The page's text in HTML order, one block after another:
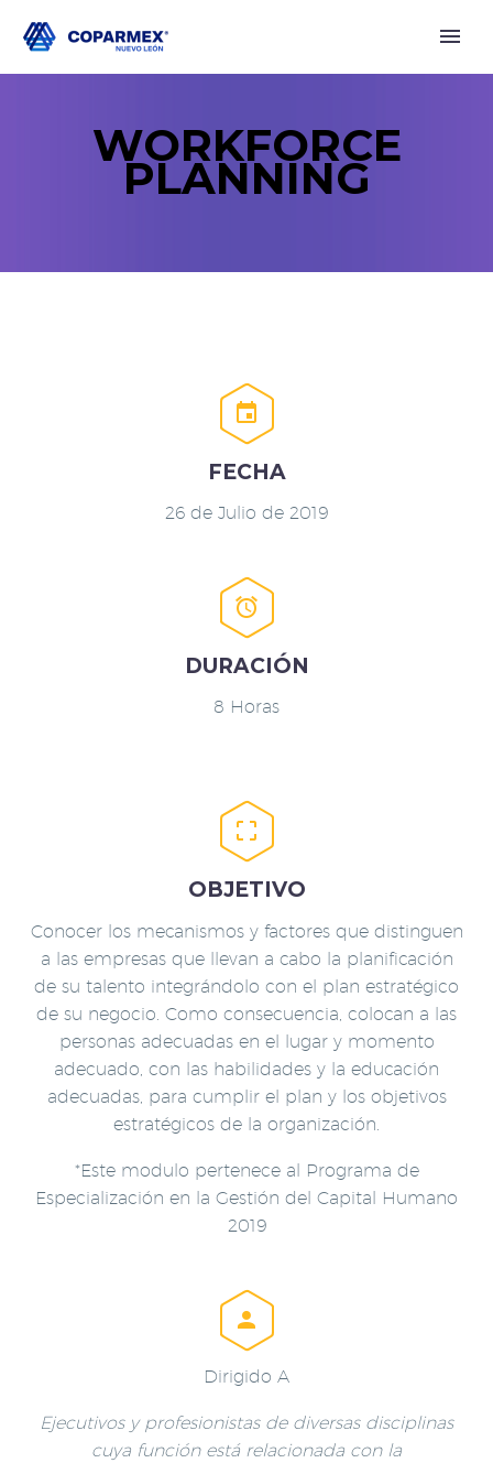
WORKFORCE
PLANNING


FECHA
26 de Julio de 2019


DURACIÓN
8 Horas


OBJETIVO
Conocer los mecanismos y factores que distinguen
a las empresas que llevan a cabo la planificación
de su talento integrándolo con el plan estratégico
de su negocio. Como consecuencia, colocan a las
personas adecuadas en el lugar y momento
adecuado, con las habilidades y la educación
adecuadas, para cumplir el plan y los objetivos
estratégicos de la organización.
*Este modulo pertenece al Programa de
Especialización en la Gestión del Capital Humano
2019


Dirigido A
Ejecutivos y profesionistas de diversas disciplinas
cuya función está relacionada con la